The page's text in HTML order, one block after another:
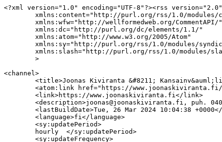
<?xml version="1.0" encoding="UTF-8"?><rss version="2.0"
	xmlns:content="http://purl.org/rss/1.0/modules/content/"
	xmlns:wfw="http://wellformedweb.org/CommentAPI/"
	xmlns:dc="http://purl.org/dc/elements/1.1/"
	xmlns:atom="http://www.w3.org/2005/Atom"
	xmlns:sy="http://purl.org/rss/1.0/modules/syndication/"
	xmlns:slash="http://purl.org/rss/1.0/modules/slash/"
	>

<channel>
	<title>Joonas Kiviranta &#8211; Kansainv&auml;linen tekniikan osaaja</title>
	<atom:link href="https://www.joonaskiviranta.fi/feed/" rel="self" type="application/rss+xml" />
	<link>https://www.joonaskiviranta.fi</link>
	<description>joonas@joonaskiviranta.fi, puh. 040 053 9793</description>
	<lastBuildDate>Tue, 26 Mar 2024 10:04:38 +0000</lastBuildDate>
	<language>fi</language>
	<sy:updatePeriod>
	hourly	</sy:updatePeriod>
	<sy:updateFrequency>
	1	</sy:updateFrequency>
	<generator>https://wordpress.org/?v=6.5.8</generator>
	<item>
		<title>EU-Vaalit 2024 &#8211; Olen ehdolla!</title>
		<link>https://www.joonaskiviranta.fi/2024/03/26/eu-vaalit-2024-olen-ehdolla/</link>
					<comments>https://www.joonaskiviranta.fi/2024/03/26/eu-vaalit-2024-olen-ehdolla/#respond</comments>
		
		<dc:creator><![CDATA[admin]]></dc:creator>
		<pubDate>Tue, 26 Mar 2024 10:03:38 +0000</pubDate>
				<category><![CDATA[Uncategorized]]></category>
		<guid isPermaLink="false">http://www.joonaskiviranta.fi/?p=474</guid>

					<description><![CDATA[Nyt se on virallista: Perussuomalaiset asettaa minut eurovaaliehdokkaaksi! Kiitän kunniasta! Tässä tekstissä kerron lyhyesti kuka olen, mitä politiikkaa ajaisin EU:ssa ja miten sen tekisin. Lisäksi, jos edes osa sanomastani miellyttää, kerron miten voit auttaa kampanjaani. Kuka? Joonas Kiviranta, 32 vuotta, Tampereelta. Diplomi-insinööri (lentokonetekniikka) ja tekniikan lisensiaatti (geotieteet). Kaupunginvaltuutettu vuodesta 2021. Arvoiltani olen yhdistelmiä liberaalia ja</div><div class="blog-btn"><a href="https://www.joonaskiviranta.fi/2024/03/26/eu-vaalit-2024-olen-ehdolla/" class="home-blog-btn">Lue lisää</a>]]></description>
										<content:encoded><![CDATA[
<figure class="wp-block-image size-large"><img fetchpriority="high" decoding="async" width="1024" height="754" src="http://www.joonaskiviranta.fi/wp-content/uploads/2024/03/Kuva_puhdas_jpeg-2-1024x754.jpg" alt="" class="wp-image-475" srcset="https://www.joonaskiviranta.fi/wp-content/uploads/2024/03/Kuva_puhdas_jpeg-2-1024x754.jpg 1024w, https://www.joonaskiviranta.fi/wp-content/uploads/2024/03/Kuva_puhdas_jpeg-2-300x221.jpg 300w, https://www.joonaskiviranta.fi/wp-content/uploads/2024/03/Kuva_puhdas_jpeg-2-768x565.jpg 768w, https://www.joonaskiviranta.fi/wp-content/uploads/2024/03/Kuva_puhdas_jpeg-2-1536x1130.jpg 1536w, https://www.joonaskiviranta.fi/wp-content/uploads/2024/03/Kuva_puhdas_jpeg-2-2048x1507.jpg 2048w" sizes="(max-width: 1024px) 100vw, 1024px" /></figure>



<p>Nyt se on virallista: Perussuomalaiset asettaa minut eurovaaliehdokkaaksi! Kiitän kunniasta!</p>



<p>Tässä tekstissä kerron lyhyesti kuka olen, mitä politiikkaa ajaisin EU:ssa ja miten sen tekisin. Lisäksi, jos edes osa sanomastani miellyttää, kerron miten voit auttaa kampanjaani.</p>



<p><strong>Kuka?</strong></p>



<p>Joonas Kiviranta, 32 vuotta, Tampereelta. Diplomi-insinööri (lentokonetekniikka) ja tekniikan lisensiaatti (geotieteet). Kaupunginvaltuutettu vuodesta 2021. Arvoiltani olen yhdistelmiä liberaalia ja konservatiivia, talouspoliittisesti sijoitun oikealle. Kenties termi ‘klassinen liberalismi’ kuvaisi riittävällä tarkkuudella tätä kokonaisuutta.</p>



<p>Vankan tekniikan osaamisen lisäksi valttikorttini on kansainvälinen tausta sekä laaja kielitaito: olen asunut yhteensä yli 10 vuotta USA:ssa, Saksassa, ja Ruotsissa, joten voin luvata hyvää englantia, sujuvaa saksaa ja ruotsia, sekä kohtalaista ranskaa ja jonkin verran hollantia. Linkit videoihin, joista voitte itse arvioida kielitaitoani löydätte tämän tekstin lopusta.</p>



<p>Ette tule luultavasti löytämään kovinkaan montaa muuta ehdokasta, jotka voisivat kommunikoida Suomen näkökantoja yhtä tehokkaasti englanniksi, tai edes kohtalaisesti niin monella kielellä. Kansainvälinen toimintaympäristö on minulle luonnollinen ja mieluisa elintila, joten saisitte minusta Brysselissä varmasti kaiken irti. Koulutustaustani ansiosta tieteellisen tekstin lukeminen ja luonnontieteet kuuluvat myös taitovalikoimaani, joten osaisin erotella jyvät akanoista esimerkiksi ilmastopolitiikassa.</p>



<p><strong>Mitä?</strong></p>



<p>Arvostan EU:ssa neljää vapautta, eli ihmisten, pääoman, hyödykkeiden, ja palveluiden vapaata liikkuvuutta, sekä kannatan Suomen EU-jäsenyyttä. EU on kuitenkin eksynyt talouskasvua ja innovaatioita näivettävän byrokratian ja keskushallinnon tielle. Näissä vaaleissa äänestäjillä on aito mahdollisuus auttaa kääntämään suuntaa oikealle.</p>



<p>Tärkeimpiä teemoja minulle ovat ilmasto-, ja energiapolitiikka, turvapaikkapolitiikka, sekä johdonmukaisen oikeistolainen talouspolitiikka. Ilmastopolitiikassa pidän monista ekomodernistien argumenteista. Ajattelen, että unionin pitää oikeasti pohjata päätöksensä tieteeseen ja vaikuttavuuteen. Esimerkiksi ydinvoima täytyy lopullisesti vapauttaa pannasta. Vetyteknologiassa on valtava potentiaali, mutta meidän tulee olla huolellisia siitä, miten sen käyttöä edistetään, jotta siitä saavutetaan suurin mahdollinen hyöty. Ilmastotavoitteiden tulee olla realistisia ja teknologianeutraaleja, eikä ilmastopolitiikkaa saa käyttää muiden ideologisten projektien keppihevosena.</p>



<p>Turvapaikkapolitiikkaan saadaan uskottavuutta vain, jos hakuprosessi siirretään unionin rajojen ulkopuolelle. Tämä ehkäisisi tuhansia turhia hukkumisia matkalla Eurooppaan, auttaisi keskittämään avun sitä aidosti eniten tarvitseville, sekä loisi järjestelmään ennakoitavuutta. Lisäksi se minimoisi kontrolloimattoman siirtolaisuuden turvallisuusriskejä, sekä heikentäisi ihmissalakuljetuksen edellytyksiä.</p>



<p>Talouspolitiikassa ajan menojen järkevöittämistä, ja vapaiden markkinoiden potentiaalin hyödyntämistä vähentämällä tukahduttavaa byrokratiaa. Turhan byrokratian lista olisi uuvuttavaa luettavaa, mutta siihen lukeutuu ainakin uusiutuvien energianlähteiden lisäämisen vaatimus sen sijaan, että keskityttäisiin energiantuotannon päästöttömyyteen, Suomelle potentiaalisesti miljardeja maksava ennallistamisasetus, tai erilaisten muovituotteiden ja pakkausten mikromanagerointi. Erilaisten veronmaksajien rahoja vaativien tukipakettien kasaamisen sijaan tulisi keskittyä kilpailukykyyn ja markkinoiden toiminnan parantamiseen. Unionin identiteetin on muututtava regulaation suurvallasta kohti talouskasvun ja innovaatioiden suurvaltaa.&nbsp;</p>



<p><strong>Miten?</strong></p>



<p>Paneudun aina ensin taustamateriaaliin huolellisesti ennen kuin vedän johtopäätöksiä. Esimakua siitä minkälaisia kannanottoja voisin esittää saitte viime vuonna, kun pääsin alueiden komitean täysistunnossa pitämään puheen EU:n vetypankista Suomen näkökulmasta. Videon puheesta löydätte tämän tekstin päätteeksi.</p>



<p>On tärkeää vaikuttaa oman ryhmänsäkin ulkopuolella. Olen aina valmis dialogiin kenen tahansa kanssa, ja pystyn siihen kohtalaisella todennäköisyydellä heidän omalla kielellään. Yritän aina etsiä joitain yhteistä, jotta pääsemme lopulta keskustelemaan rakentavasti erimielisyyksistäkin.</p>



<p>Yksittäisistä maista Ruotsi on meitä lähimpänä. Yhteisiä intressejä löytyy varmasti monen muunkin maan kanssa: energiasektorilta Ranskan tai Puolan, talouspoliittisesti Hollannin tai Saksan, tai turvapaikkapolitiikassa Tanskan ja Viron meppien kanssa. Tällaisia yhteyksiä pyrkisin löytämään, sillä politiikkaa on mahdotonta ajaa yksin.</p>



<p><strong>Miksi juuri sinä auttaisit ja miten?</strong></p>



<p>Ajan maltillista ja ratkaisukeskeistä politiikkaa. En yritä tietää kaikkea, vaan keskityn vahvuusalueisiini ja tiukkaan asiaan. Jos olet lukenut tänne asti, saatat löytää edes joitain kannatettavia ajatuksia politiikastani tai tyylistäni. Olisit toivottavasti silloin samaa mieltä, että osaamiselleni voisi löytyä käyttöä Brysselissä, vaikka et olisikaan äänestyspäätöksestäsi varma, tai tiedät äänestäväsi jotakuta muuta. Joka tapauksessa, arvostaisin apuasi.</p>



<p>En ole järin tunnettu, joten akuutein tarve on näkyvyys. Helpoin keino auttaa on tilini seuraaminen, sekä päivityksieni tykkääminen ja jakaminen. Minuun saa myös aina olla yhteyksissä, esimerkiksi sähköpostiosoitteen joonas@joonaskiviranta.fi kautta, ja olen vastaanottavainen ideoille. Arvostan palautteessa niin risuja kuin ruusujakin. Minua saa nykäistä hihasta, jos olen jossakin liikkeellä. Tulen mielelläni keskustelemaan eri tilaisuuksiin tai podcasteihin. Jos EU-vaalit tulevat vaikka kahvipöytäkeskusteluissanne puheeksi, voi nimeni mainitseminen ohjata ihmisiä tutustumaan politiikkaani ja arvioimaan mitä mieltä siitä ovat. Jos haluatte ottaa kantaa tai seurata kampanjaani, onnistuu se X:ssä aihetunnisteella #Kiviranta2024</p>



<p>Jos haluatte tukea kampanjaani rahallisesti, tulee siihenkin vielä mahdollisuus. Informoin tästä myöhemmin, kun varsinaisesti avaan kampanjani. Silloin julkaisen myös kampanjasivustoni, missä avaan tarkemmin kantojani eri EU-politiikan osa-alueisiin.</p>



<p><strong>Lopuksi:</strong></p>



<p>Olen identiteetiltäni aina ollut ensisijaisesti suomalainen, mutta muualla vietetyt vuodet ovat tietenkin jättäneet jälkensä minuun. Siksi Euroopan eri kielet ja kulttuurit ovat lähellä sydäntäni, joten olisin erityisen iloinen, jos saisin edustaa Suomea ja perussuomalaisia juuri EU:ssa.</p>



<p>Ymmärrän, että valtakunnallinen kampanja vaatii valtavasti töitä, ja olen valmis niitä tekemään, jotta voin tarjota näisse EU-vaaleissa helposti lähestyttävän, tuoreen, ja uskottavan vaihtoehdon. Työ alkaa nyt, ja sen tulokset nähdään vaalipäivänä!</p>



<p>Ja lopuksi vielä videot. Ensin alueiden komitean puhe:</p>



<figure class="wp-block-embed is-type-video is-provider-youtube wp-block-embed-youtube wp-embed-aspect-16-9 wp-has-aspect-rati